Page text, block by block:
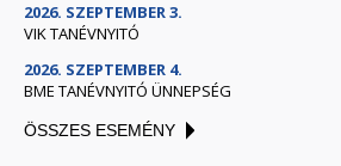
2026. SZEPTEMBER 3.
VIK TANÉVNYITÓ
2026. SZEPTEMBER 4.
BME TANÉVNYITÓ ÜNNEPSÉG
ÖSSZES ESEMÉNY